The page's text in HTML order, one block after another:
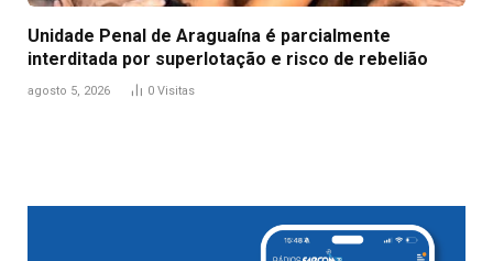
Unidade Penal de Araguaína é parcialmente
interditada por superlotação e risco de rebelião
agosto 5, 2026 0 Visitas